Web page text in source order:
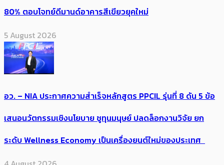
80% ตอบโจทย์ดีมานด์อาคารสีเขียวยุคใหม่
5 August 2026
อว. – NIA ประกาศความสำเร็จหลักสูตร PPCIL รุ่นที่ 8 ดัน 5 ข้อ
เสนอนวัตกรรมเชิงนโยบาย ชูทุนมนุษย์ ปลดล็อกงานวิจัย ยก
ระดับ Wellness Economy เป็นเครื่องยนต์ใหม่ของประเทศ